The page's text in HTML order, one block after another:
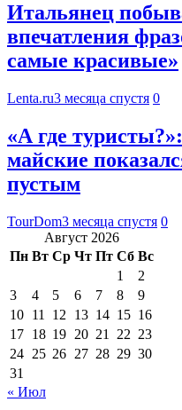
Итальянец
впечатления
самые красивые»
Lenta.ru3 месяца спустя 0
«А где
майские
пустым
TourDom3 месяца спустя 0
Август 2026
Пн Вт Ср Чт Пт Сб Вс
1
2
3
4 5 6 7 8
9
10 11 12 13 14 15 16
17 18 19 20 21 22 23
24 25 26 27 28 29 30
31
« Июл